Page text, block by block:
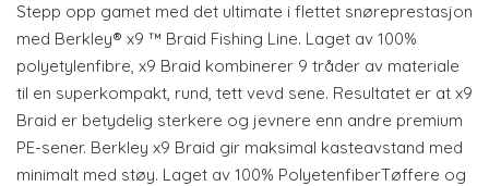
Stepp opp gamet med det ultimate i flettet snøreprestasjon
med Berkley® x9 ™ Braid Fishing Line. Laget av 100%
polyetylenfibre, x9 Braid kombinerer 9 tråder av materiale
til en superkompakt, rund, tett vevd sene. Resultatet er at x9
Braid er betydelig sterkere og jevnere enn andre premium
PE-sener. Berkley x9 Braid gir maksimal kasteavstand med
minimalt med støy. Laget av 100% PolyetenfiberTøffere og